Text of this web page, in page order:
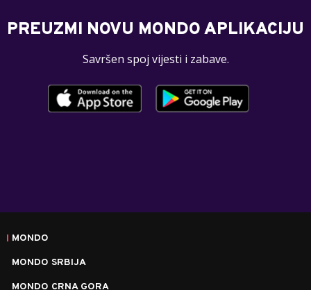
PREUZMI NOVU MONDO APLIKACIJU
Savršen spoj vijesti i zabave.
MONDO
MONDO SRBIJA
MONDO CRNA GORA